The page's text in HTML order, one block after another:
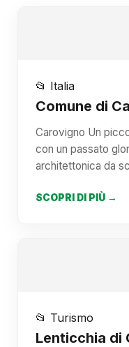
📂 Italia
Comune di
Carovigno Un
con un passato
architettonica da
SCOPRI DI PIÙ →
📂 Turismo
Lenticchia di